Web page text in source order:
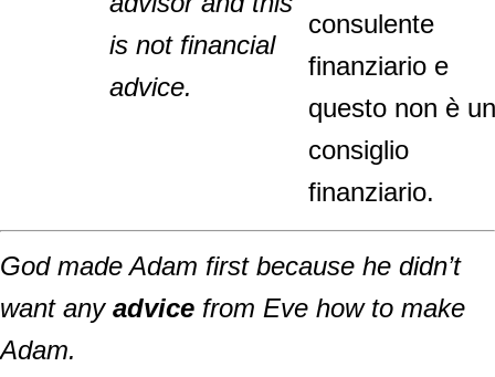
is not financial
advice.
consulente
finanziario e
questo non è un
consiglio
finanziario.
God made Adam first because he didn’t
want any advice from Eve how to make
Adam.